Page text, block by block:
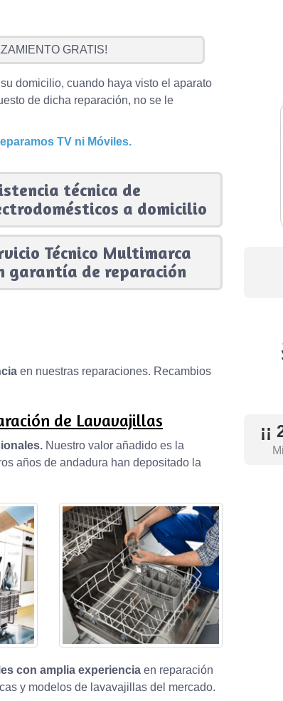
GRATIS!
domicilio, cuando haya visto el aparato
de dicha reparación, no se le
TV ni Móviles.
técnica de
a domicilio
Técnico Multimarca
garantía de reparación
en nuestras reparaciones. Recambios
de Lavavajillas
Nuestro valor añadido es la
años de andadura han depositado la
con amplia experiencia en reparación
y modelos de lavavajillas del mercado.